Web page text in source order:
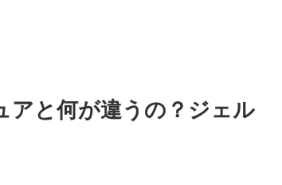
アと何が違うの？ジェル